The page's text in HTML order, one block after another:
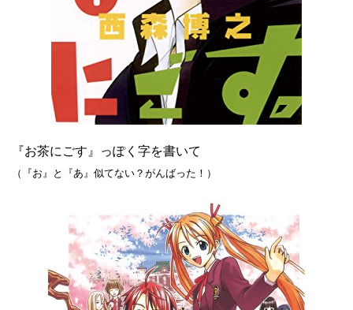
『お茶にごす』っぽく字を書いて
（『お』と『あ』似てない？がんばった！）